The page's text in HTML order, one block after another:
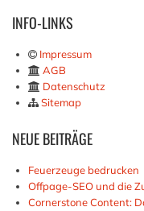
INFO-LINKS
Impressum
AGB
Datenschutz
Sitemap
NEUEBEITRÄGE
Feuerzeuge bedrucken
Offpage-SEO und die
Cornerstone Content: